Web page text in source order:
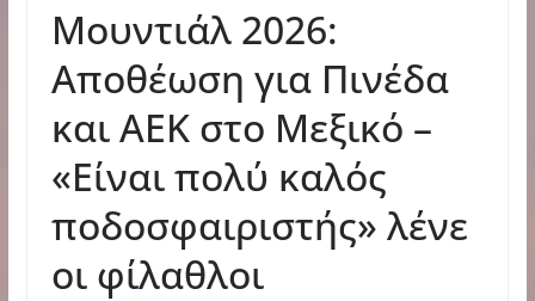
Μουντιάλ 2026:
Αποθέωση για Πινέδα
και ΑΕΚ στο Μεξικό –
«Είναι πολύ καλός
ποδοσφαιριστής» λένε
οι φίλαθλοι